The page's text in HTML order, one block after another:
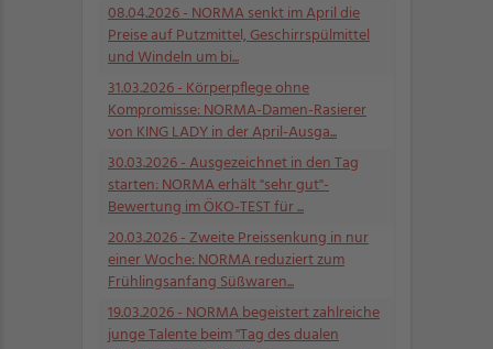
08.04.2026- NORMA senkt im April die
Preise auf Putzmittel, Geschirrspülmittel
und Windeln um bi...
31.03.2026- Körperpflege ohne
Kompromisse: NORMA-Damen-Rasierer
von KING LADY in der April-Ausga...
30.03.2026- Ausgezeichnet in den Tag
starten: NORMA erhält "sehr gut"-
Bewertung im ÖKO-TEST für ...
20.03.2026- Zweite Preissenkung in nur
einer Woche: NORMA reduziert zum
Frühlingsanfang Süßwaren...
19.03.2026- NORMA begeistert zahlreiche
junge Talente beim "Tag des dualen